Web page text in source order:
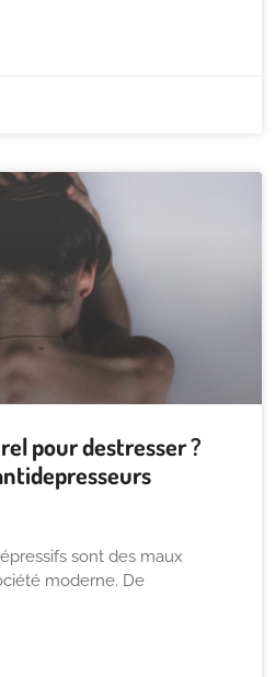
pour destresser ?
sont des maux
moderne. De